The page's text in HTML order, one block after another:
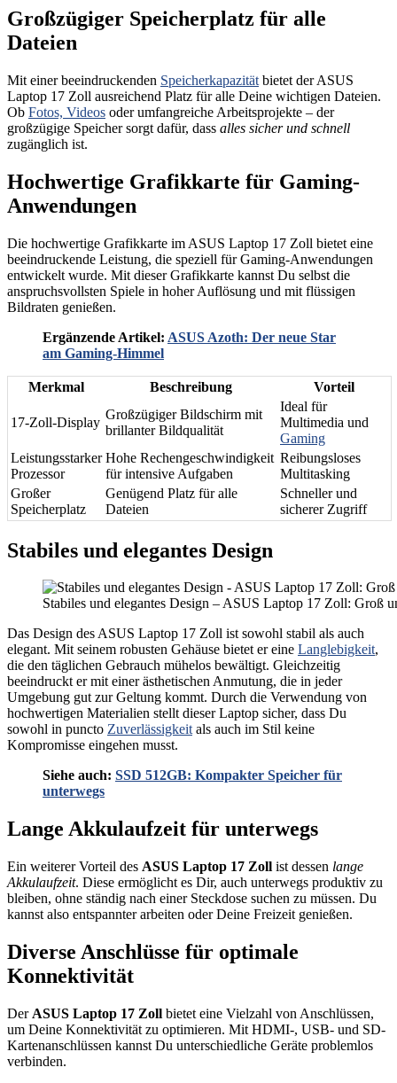
Großzügiger Speicherplatz für alle
Dateien
Mit einer beeindruckenden Speicherkapazität bietet der ASUS
Laptop 17 Zoll ausreichend Platz für alle Deine wichtigen Dateien.
Ob Fotos, Videos oder umfangreiche Arbeitsprojekte – der
großzügige Speicher sorgt dafür, dass alles sicher und schnell
zugänglich ist.
Hochwertige Grafikkarte für Gaming-
Anwendungen
Die hochwertige Grafikkarte im ASUS Laptop 17 Zoll bietet eine
beeindruckende Leistung, die speziell für Gaming-Anwendungen
entwickelt wurde. Mit dieser Grafikkarte kannst Du selbst die
anspruchsvollsten Spiele in hoher Auflösung und mit flüssigen
Bildraten genießen.
Ergänzende Artikel: ASUS Azoth: Der neue Star
am Gaming-Himmel
Merkmal Beschreibung Vorteil
17-Zoll-Display
Großzügiger Bildschirm mit
brillanter Bildqualität
Ideal für
Multimedia und
Gaming
Leistungsstarker
Prozessor
Hohe Rechengeschwindigkeit
für intensive Aufgaben
Reibungsloses
Multitasking
Großer
Speicherplatz
Genügend Platz für alle
Dateien
Schneller und
sicherer Zugriff
Stabiles und elegantes Design
Stabiles und elegantes Design – ASUS Laptop 17 Zoll: Groß
Das Design des ASUS Laptop 17 Zoll ist sowohl stabil als auch
elegant. Mit seinem robusten Gehäuse bietet er eine Langlebigkeit,
die den täglichen Gebrauch mühelos bewältigt. Gleichzeitig
beeindruckt er mit einer ästhetischen Anmutung, die in jeder
Umgebung gut zur Geltung kommt. Durch die Verwendung von
hochwertigen Materialien stellt dieser Laptop sicher, dass Du
sowohl in puncto Zuverlässigkeitals auch im Stil keine
Kompromisse eingehen musst.
Siehe auch: SSD 512GB: Kompakter Speicher für
unterwegs
Lange Akkulaufzeit für unterwegs
Ein weiterer Vorteil des ASUS Laptop 17 Zoll ist dessen lange
Akkulaufzeit. Diese ermöglicht es Dir, auch unterwegs produktiv zu
bleiben, ohne ständig nach einer Steckdose suchen zu müssen. Du
kannst also entspannter arbeiten oder Deine Freizeit genießen.
Diverse Anschlüsse für optimale
Konnektivität
Der ASUS Laptop 17 Zoll bietet eine Vielzahl von Anschlüssen,
um Deine Konnektivität zu optimieren. Mit HDMI-, USB- und SD-
Kartenanschlüssen kannst Du unterschiedliche Geräte problemlos
verbinden.